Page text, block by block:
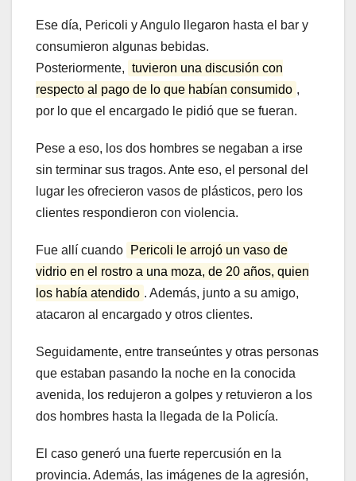
Ese día, Pericoli y Angulo llegaron hasta el bar y
consumieron algunas bebidas.
Posteriormente, tuvieron una discusión con
respecto al pago de lo que habían consumido ,
por lo que el encargado le pidió que se fueran.
Pese a eso, los dos hombres se negaban a irse
sin terminar sus tragos. Ante eso, el personal del
lugar les ofrecieron vasos de plásticos, pero los
clientes respondieron con violencia.
Fue allí cuando
Pericoli le arrojó un vaso de
vidrio en el rostro a una moza, de 20 años, quien
los había atendido . Además, junto a su amigo,
atacaron al encargado y otros clientes.
Seguidamente, entre transeúntes y otras personas
que estaban pasando la noche en la conocida
avenida, los redujeron a golpes y retuvieron a los
dos hombres hasta la llegada de la Policía.
El caso generó una fuerte repercusión en la
provincia. Además, las imágenes de la agresión,